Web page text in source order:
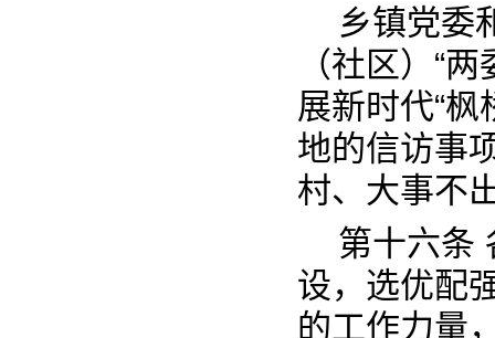
乡镇党委
（社区）“
展新时代“
地的信访事
村、大事不
第十六条
设，选优配
的工作力量